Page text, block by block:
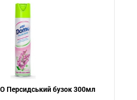
Персидський бузок 300мл